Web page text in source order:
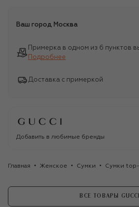
Ваш город Москва
Примерка в одном из 6 пунктов
Подробнее
Доставка с примеркой
Добавить в любимые бренды
Главная Женское Сумки Сумки
ВСЕ ТОВАРЫ GUCCI